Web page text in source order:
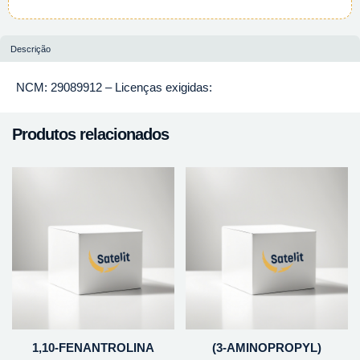
Descrição
NCM: 29089912 – Licenças exigidas:
Produtos relacionados
1,10-FENANTROLINA
(3-AMINOPROPYL)